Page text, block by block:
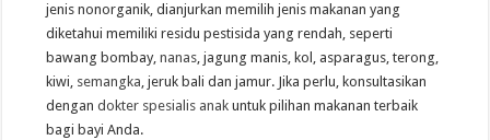
jenis nonorganik, dianjurkan memilih jenis makanan yang
diketahui memiliki residu pestisida yang rendah, seperti
bawang bombay,nanas, jagung manis, kol, asparagus, terong,
kiwi, semangka, jeruk bali dan jamur. Jika perlu, konsultasikan
dengandokter spesialis anak untuk pilihan makanan terbaik
bagi bayi Anda.